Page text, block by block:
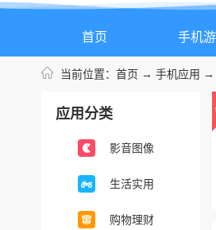
首页 手机
当前位置： 首页 → 手机应用 →
应用分类
影音图像
生活实用
购物理财